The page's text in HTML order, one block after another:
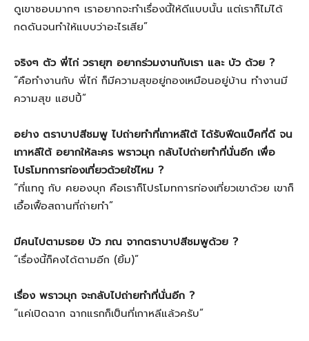
ดูเขาชอบมากๆ เราอยากจะทำเรื่องนี้ให้ดีแบบนั้น แต่เราก็ไม่ได้
กดดันจนทำให้แบบว่าอะไรเสีย”
จริงๆ ตัว พี่ไก่ วรายุฑ อยากร่วมงานกับเรา และ บัว ด้วย ?
“คือทำงานกับ พี่ไก่ ก็มีความสุขอยู่กองเหมือนอยู่บ้าน ทำงานมี
ความสุข แฮปปี้”
อย่าง ตราบาปสีชมพู ไปถ่ายทำที่เกาหลีใต้ ได้รับฟีดแบ็คที่ดี จน
เกาหลีใต้ อยากให้ละคร พราวมุก กลับไปถ่ายทำที่นั่นอีก เพื่อ
โปรโมทการท่องเที่ยวด้วยใช่ไหม ?
“ที่แทกู กับ คยองบุก คือเราก็โปรโมทการท่องเที่ยวเขาด้วย เขาก็
เอื้อเฟื้อสถานที่ถ่ายทำ”
มีคนไปตามรอย บัว ภณ จากตราบาปสีชมพูด้วย ?
“เรื่องนี้ก็คงได้ตามอีก (ยิ้ม)”
เรื่อง พราวมุก จะกลับไปถ่ายทำที่นั่นอีก ?
“แค่เปิดฉาก ฉากแรกก็เป็นที่เกาหลีแล้วครับ”